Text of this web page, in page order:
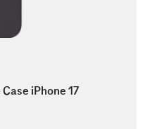
iPhone 17